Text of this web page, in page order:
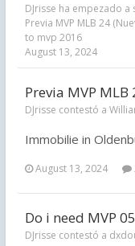
DJrisse ha empezado a
Previa MVP MLB 24
to mvp 2016
August 13, 2024
Previa MVP
DJrisse contestó a
Immobilie in
August 13, 2024
Do i need MVP
DJrisse contestó a